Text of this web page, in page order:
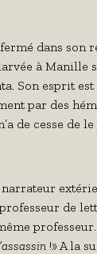
dans son
à Manille
Son esprit
par des
de cesse de
de
!» A la